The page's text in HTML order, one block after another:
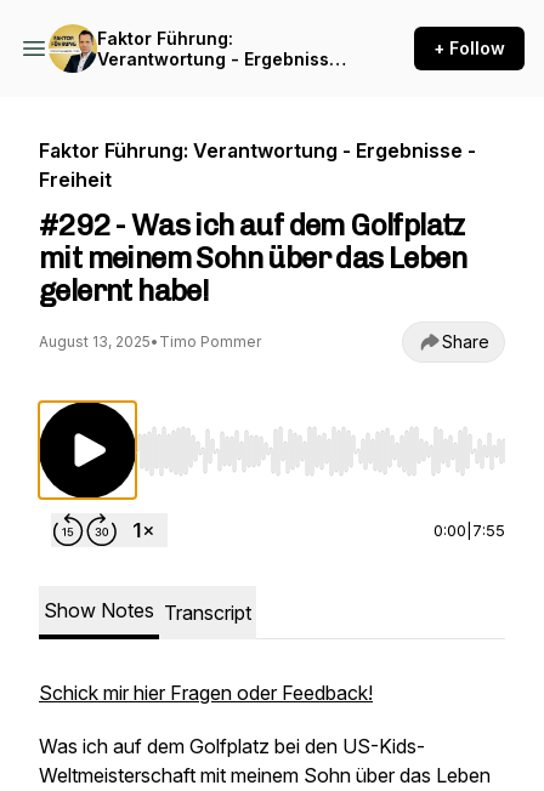
Faktor Führung:
Verantwortung - Ergebnisse
+ Follow
Faktor Führung: Verantwortung - Ergebnisse -
Freiheit
#292 - Was ich auf dem Golfplatz
mit meinem Sohn über das Leben
gelernt habe!
August 13, 2025• Timo Pommer Share
Use Left/Right to seek, Home/End to jump to
0:00 7:55
Show Notes Transcript
Schick mir hier Fragen oder Feedback!
Was ich auf dem Golfplatz bei den US-Kids-
Weltmeisterschaft mit meinem Sohn über das Leben